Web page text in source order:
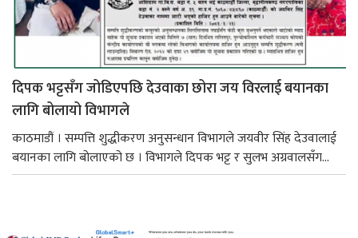
दिपक भट्टसँग जोडिएपछि देउवाका छोरा जय विरलाई बयानका
लागि बोलायो विभागले
काठमाडौं । सम्पत्ति शुद्धीकरण अनुसन्धान विभागले जयवीर सिंह देउवालाई
बयानका लागि बोलाएको छ । विभागले दिपक भट्ट र सुलभ अग्रवालसँग...